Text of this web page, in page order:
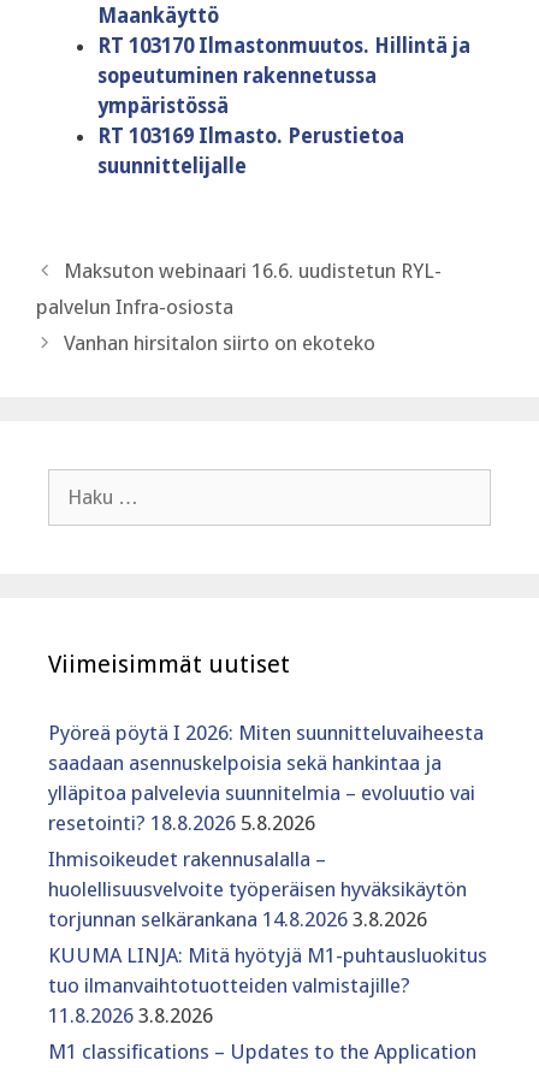
Maankäyttö
RT 103170 Ilmastonmuutos. Hillintä ja
sopeutuminen rakennetussa
ympäristössä
RT 103169 Ilmasto. Perustietoa
suunnittelijalle
Maksuton webinaari 16.6. uudistetun RYL-
palvelun Infra-osiosta
Vanhan hirsitalon siirto on ekoteko
Viimeisimmät uutiset
Pyöreä pöytä I 2026: Miten suunnitteluvaiheesta
saadaan asennuskelpoisia sekä hankintaa ja
ylläpitoa palvelevia suunnitelmia – evoluutio vai
resetointi? 18.8.2026 5.8.2026
Ihmisoikeudet rakennusalalla –
huolellisuusvelvoite työperäisen hyväksikäytön
torjunnan selkärankana 14.8.2026 3.8.2026
KUUMA LINJA: Mitä hyötyjä M1-puhtausluokitus
tuo ilmanvaihtotuotteiden valmistajille?
11.8.2026 3.8.2026
M1 classifications – Updates to the Application